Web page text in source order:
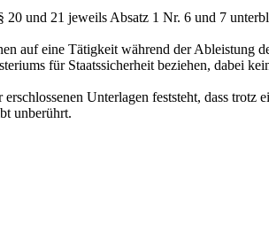
20 und 21 jeweils Absatz 1 Nr. 6 und 7
auf eine Tätigkeit während der Ableistung
für Staatssicherheit beziehen, dabei
erschlossenen Unterlagen feststeht, dass
unberührt.